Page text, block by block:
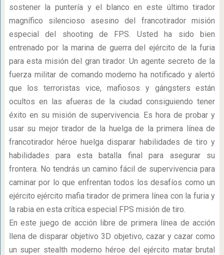
sostener la puntería y el blanco en este último tirador
magnífico silencioso asesino del francotirador misión
especial del shooting de FPS. Usted ha sido bien
entrenado por la marina de guerra del ejército de la furia
para esta misión del gran tirador. Un agente secreto de la
fuerza militar de comando moderno ha notificado y alertó
que los terroristas vice, mafiosos y gángsters están
ocultos en las afueras de la ciudad consiguiendo tener
éxito en su misión de supervivencia. Es hora de probar y
usar su mejor tirador de la huelga de la primera línea de
francotirador héroe huelga disparar habilidades de tiro y
habilidades para esta batalla final para asegurar su
frontera. No tendrás un camino fácil de supervivencia para
caminar por lo que enfrentan todos los desafíos como un
ejército ejército mafia tirador de primera línea con la furia y
la rabia en esta crítica especial FPS misión de tiro.
En este juego de acción libre de primera línea de acción
llena de disparar objetivo 3D objetivo, cazar y cazar como
un super stealth moderno héroe del ejército matar brutal